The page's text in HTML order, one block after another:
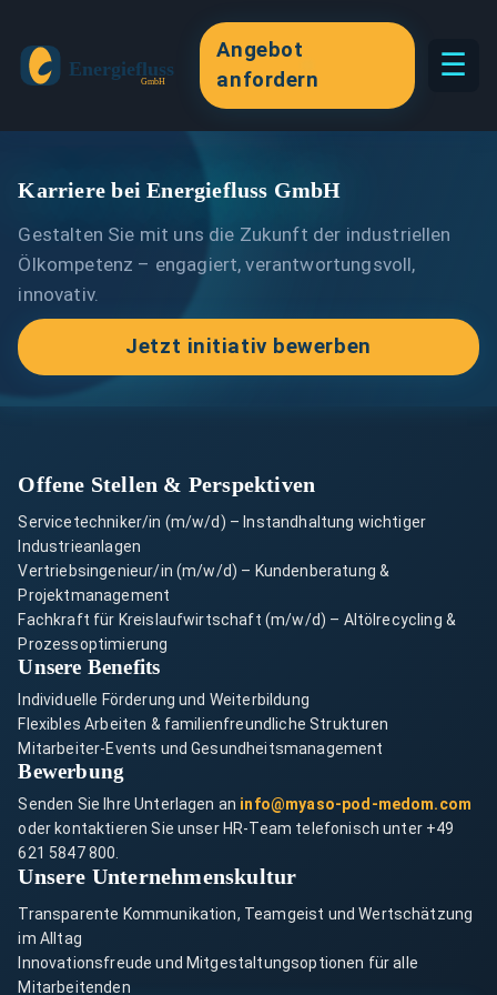
Angebot
anfordern
☰
Karriere bei Energiefluss GmbH
Gestalten Sie mit uns die Zukunft der industriellen
Ölkompetenz – engagiert, verantwortungsvoll,
innovativ.
Jetzt initiativ bewerben
Offene Stellen & Perspektiven
Servicetechniker/in (m/w/d) – Instandhaltung wichtiger
Industrieanlagen
Vertriebsingenieur/in (m/w/d) – Kundenberatung &
Projektmanagement
Fachkraft für Kreislaufwirtschaft (m/w/d) – Altölrecycling &
Prozessoptimierung
Unsere Benefits
Individuelle Förderung und Weiterbildung
Flexibles Arbeiten & familienfreundliche Strukturen
Mitarbeiter-Events und Gesundheitsmanagement
Bewerbung
Senden Sie Ihre Unterlagen an info@myaso-pod-medom.com
oder kontaktieren Sie unser HR-Team telefonisch unter +49
621 5847 800.
Unsere Unternehmenskultur
Transparente Kommunikation, Teamgeist und Wertschätzung
im Alltag
Innovationsfreude und Mitgestaltungsoptionen für alle
Mitarbeitenden
Analyse & Tracking
Marketing
Speichern Nur Notwendige